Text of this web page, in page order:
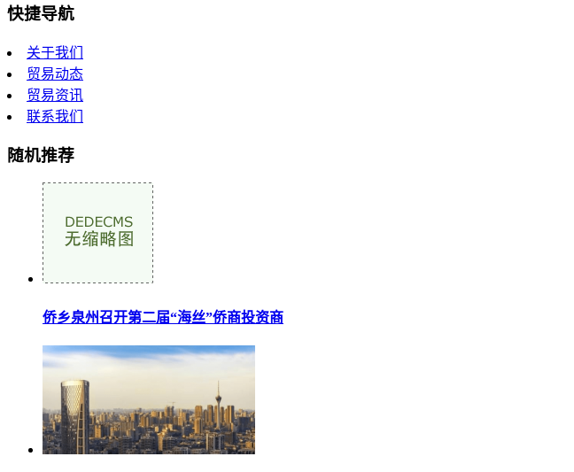
快捷导航
关于我们
贸易动态
贸易资讯
联系我们
随机推荐
侨乡泉州召开第二届“海丝”侨商投资商